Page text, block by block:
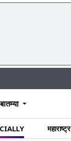
महाराष्ट्र